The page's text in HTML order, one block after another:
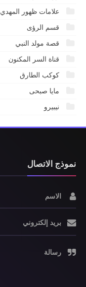
علامات ظهور المهدي
قسم الرؤى
قصة مولد النبي
قناة السر المكنون
كوكب الطارق
مايا صبحى
نيبيرو
نموذج الاتصال
الاسم
بريد إلكتروني
رسالة